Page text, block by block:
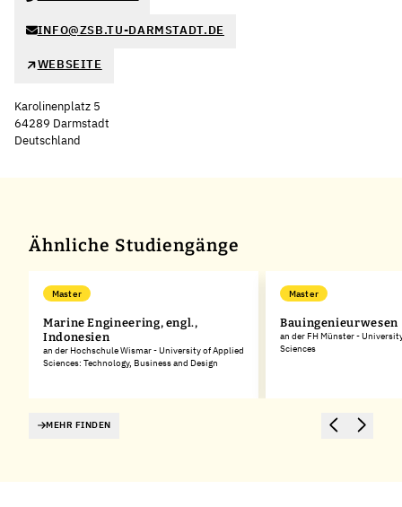
INFO@ZSB.TU-DARMSTADT.DE
WEBSEITE
Karolinenplatz 5
64289 Darmstadt
Deutschland
Ähnliche Studiengänge
Master
Marine Engineering, engl.,
Indonesien
an der Hochschule Wismar - University of Applied
Sciences: Technology, Business and Design
Master
Bauingenieurwesen
an der FH Münster -
Sciences
MEHR FINDEN